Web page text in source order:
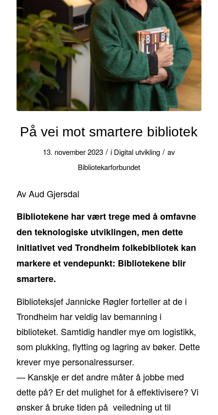
På vei mot smartere bibliotek
13. november 2023 / i Digital utvikling / av
Bibliotekarforbundet
Av Aud Gjersdal
Bibliotekene har vært trege med å omfavne
den teknologiske utviklingen, men dette
initiativet ved Trondheim folkebibliotek kan
markere et vendepunkt: Bibliotekene blir
smartere.
Biblioteksjef Jannicke Røgler forteller at de i
Trondheim har veldig lav bemanning i
biblioteket. Samtidig handler mye om logistikk,
som plukking, flytting og lagring av bøker. Dette
krever mye personalressurser.
— Kanskje er det andre måter å jobbe med
dette på? Er det mulighet for å effektivisere? Vi
ønsker å bruke tiden på veiledning ut til